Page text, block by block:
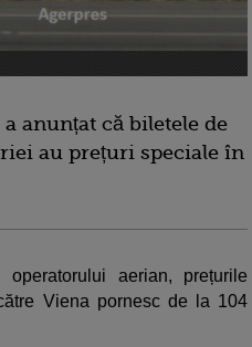
anunțat că biletele de
au prețuri speciale în
aerian, prețurile
Viena pornesc de la 104